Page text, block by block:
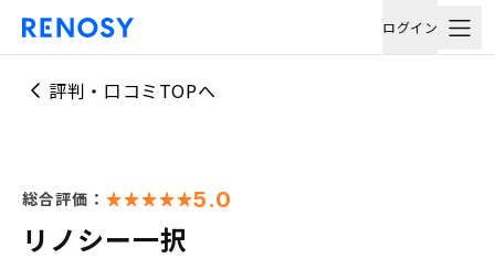
ログイン
評判・口コミTOPへ
総合評価： 5.0
リノシー一択